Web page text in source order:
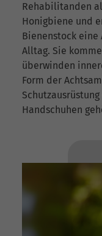
Rehabilitanden
Honigbiene und
Bienenstock eine
Alltag. Sie
überwinden
Form der
Handschuhen